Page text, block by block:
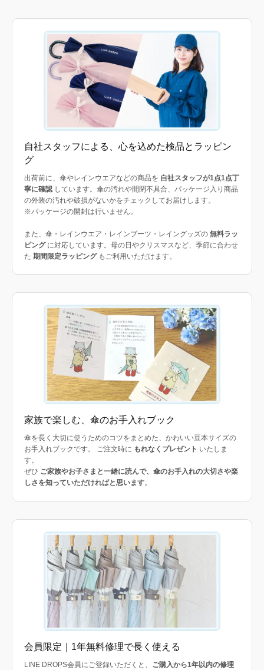
自社スタッフによる、心を込めた検品とラッピン
グ
出荷前に、傘やレインウエアなどの商品を 自社スタッフが1点1点丁
寧に確認 しています。傘の汚れや開閉不具合、パッケージ入り商品
の外装の汚れや破損がないかをチェックしてお届けします。
※パッケージの開封は行いません。
また、傘・レインウエア・レインブーツ・レイングッズの 無料ラッ
ピングに対応しています。母の日やクリスマスなど、季節に合わせ
た 期間限定ラッピングもご利用いただけます。
家族で楽しむ、傘のお手入れブック
傘を長く大切に使うためのコツをまとめた、かわいい豆本サイズの
お手入れブックです。 ご注文時に もれなくプレゼント いたしま
す。
ぜひ ご家族やお子さまと一緒に読んで、傘のお手入れの大切さや楽
しさを知っていただければと思います。
会員限定｜1年無料修理で長く使える
LINE DROPS会員にご登録いただくと、 ご購入から1年以内の修理